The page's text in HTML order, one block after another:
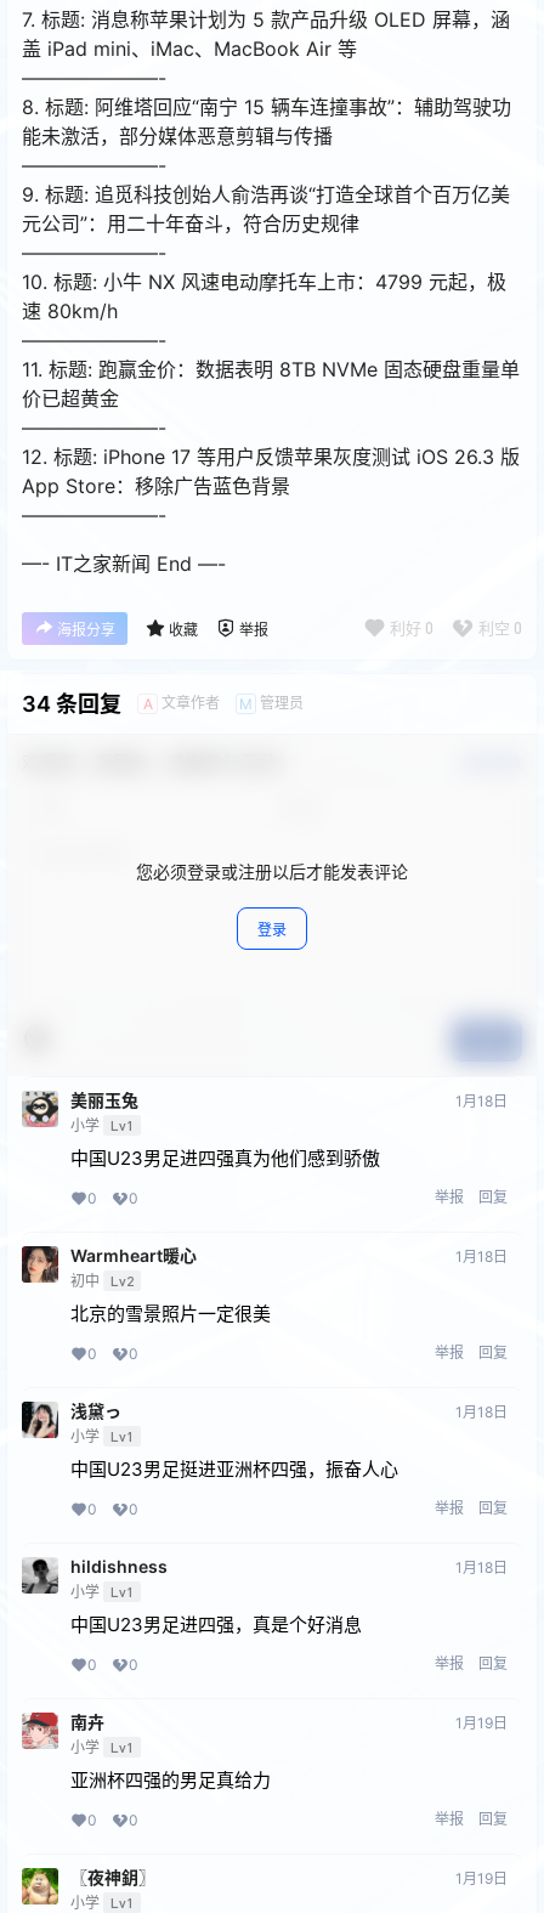
7. 标题: 消息称苹果计划为 5 款产品升级 OLED 屏幕，涵
盖 iPad mini、iMac、MacBook Air 等
———————-
8. 标题: 阿维塔回应“南宁 15 辆车连撞事故”：辅助驾驶功
能未激活，部分媒体恶意剪辑与传播
———————-
9. 标题: 追觅科技创始人俞浩再谈“打造全球首个百万亿美
元公司”：用二十年奋斗，符合历史规律
———————-
10. 标题: 小牛 NX 风速电动摩托车上市：4799 元起，极
速 80km/h
———————-
11. 标题: 跑赢金价：数据表明 8TB NVMe 固态硬盘重量单
价已超黄金
———————-
12. 标题: iPhone 17 等用户反馈苹果灰度测试 iOS 26.3 版
App Store：移除广告蓝色背景
———————-
—- IT之家新闻 End —-
海报分享 收藏 举报 利好 0 利空 0
34 条回复 A 文章作者 M 管理员
您必须登录或注册以后才能发表评论
登录
美丽玉兔
小学 Lv1
1月18日
中国U23男足进四强真为他们感到骄傲
0 0 举报 回复
Warmheart暖心
初中 Lv2
1月18日
北京的雪景照片一定很美
0 0 举报 回复
浅黛っ
小学 Lv1
1月18日
中国U23男足挺进亚洲杯四强，振奋人心
0 0 举报 回复
hildishness
小学 Lv1
1月18日
中国U23男足进四强，真是个好消息
0 0 举报 回复
南卉
小学 Lv1
1月19日
亚洲杯四强的男足真给力
0 0 举报 回复
〖夜神鈅〗
小学 Lv1
1月19日